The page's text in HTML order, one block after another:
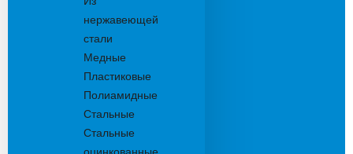
нержавеющей
стали
Медные
Пластиковые
Полиамидные
Стальные
Стальные